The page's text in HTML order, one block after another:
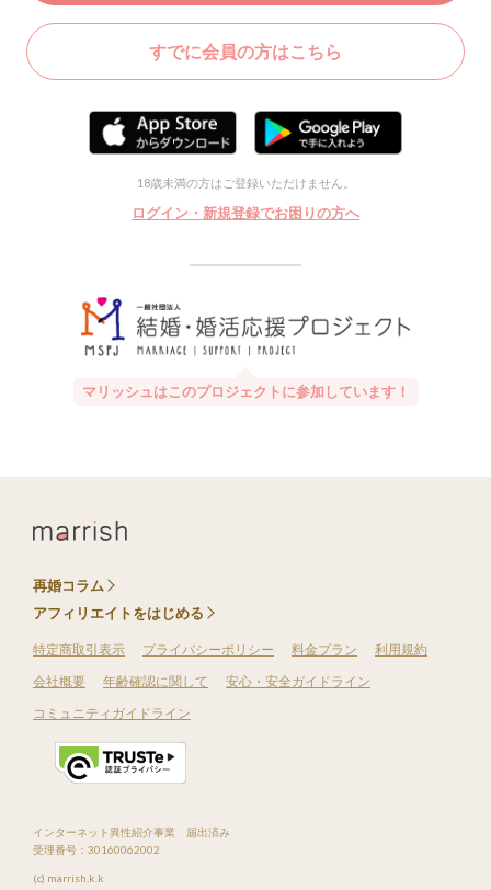
すでに会員の方はこちら
18歳未満の方はご登録いただけません。
ログイン・新規登録でお困りの方へ
マリッシュはこのプロジェクトに参加しています！
再婚コラム
アフィリエイトをはじめる
特定商取引表示 プライバシーポリシー 料金プラン
利用規約
会社概要
年齢確認に関して
安心・安全ガイドライン
コミュニティガイドライン
インターネット異性紹介事業 届出済み
受理番号：30160062002
(c) marrish,k.k